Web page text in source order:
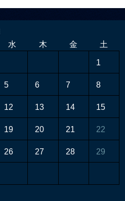
水 木 金 土
1
5 6 7 8
12 13 14 15
19 20 21 22
26 27 28 29